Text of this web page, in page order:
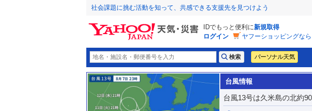
社会課題に挑む活動を知って、共感できる支援先を見つけよう
IDでもっと便利に新規取得
ログイン
ヤフーショッピングな
パーソナル天気
台風情報
台風13号は久米島の北約